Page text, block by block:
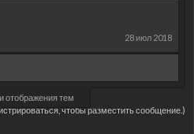
28 июл 2018
отображения тем
чтобы разместить сообщение.)